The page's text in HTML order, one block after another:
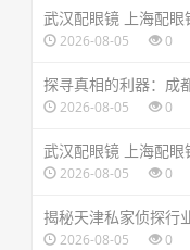
武汉配眼镜 上海配眼
2026-08-05 0
探寻真相的利器：成
2026-08-05 0
武汉配眼镜 上海配眼
2026-08-05 0
揭秘天津私家侦探行
2026-08-05 0